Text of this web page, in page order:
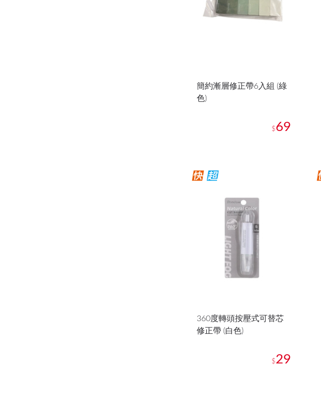
簡約漸層修正帶6入組 (綠
色)
$69
360度轉頭按壓式可替芯
修正帶 (白色)
$29